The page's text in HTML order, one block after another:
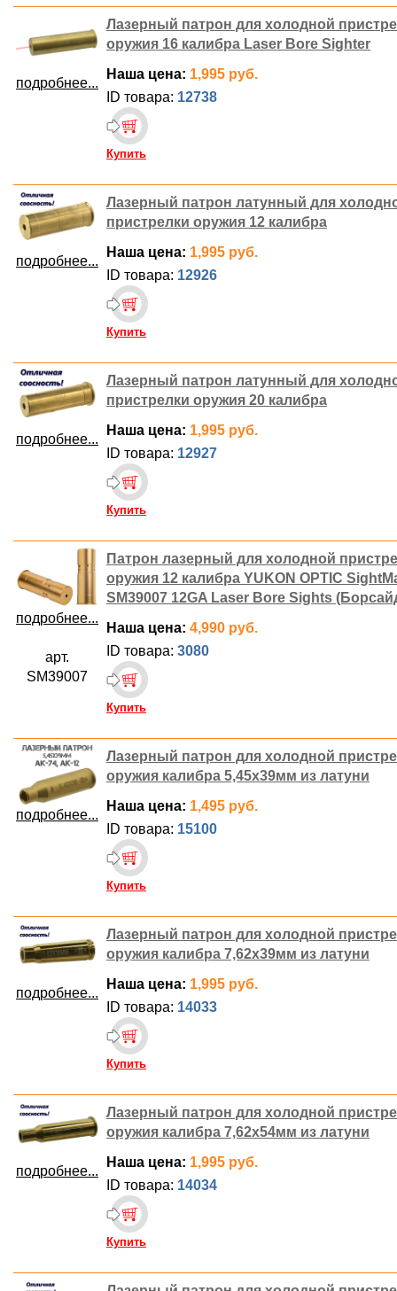
подробнее...
Лазерный патрон для холодной
оружия 16 калибра Laser Bore Sighter
Наша цена: 1,995 руб.
ID товара: 12738
Купить
подробнее...
Лазерный патрон латунный для
пристрелки оружия 12 калибра
Наша цена: 1,995 руб.
ID товара: 12926
Купить
подробнее...
Лазерный патрон латунный для
пристрелки оружия 20 калибра
Наша цена: 1,995 руб.
ID товара: 12927
Купить
подробнее...
арт.
SM39007
Патрон лазерный для холодной
оружия 12 калибра YUKON OPTIC
SM39007 12GA Laser Bore Sights
Наша цена: 4,990 руб.
ID товара: 3080
Купить
подробнее...
Лазерный патрон для холодной
оружия калибра 5,45х39мм из латуни
Наша цена: 1,495 руб.
ID товара: 15100
Купить
подробнее...
Лазерный патрон для холодной
оружия калибра 7,62х39мм из латуни
Наша цена: 1,995 руб.
ID товара: 14033
Купить
подробнее...
Лазерный патрон для холодной
оружия калибра 7,62х54мм из латуни
Наша цена: 1,995 руб.
ID товара: 14034
Купить